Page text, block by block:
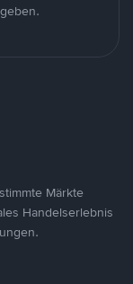
Märkte
Handelserlebnis